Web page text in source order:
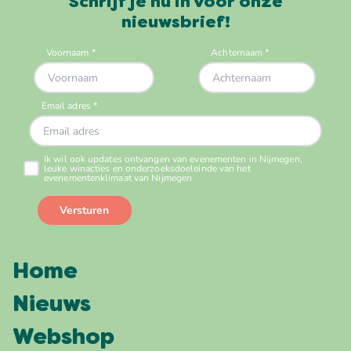
Schrijf je nu in voor onze
nieuwsbrief!
Home
Nieuws
Webshop